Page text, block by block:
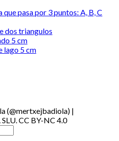
pasa por 3 puntos: A, B, C
dos triangulos
5 cm
lago 5 cm
(@mertxejbadiola) |
CC BY-NC 4.0